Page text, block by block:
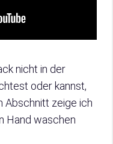
nicht in der
oder kannst,
Abschnitt zeige ich
Hand waschen